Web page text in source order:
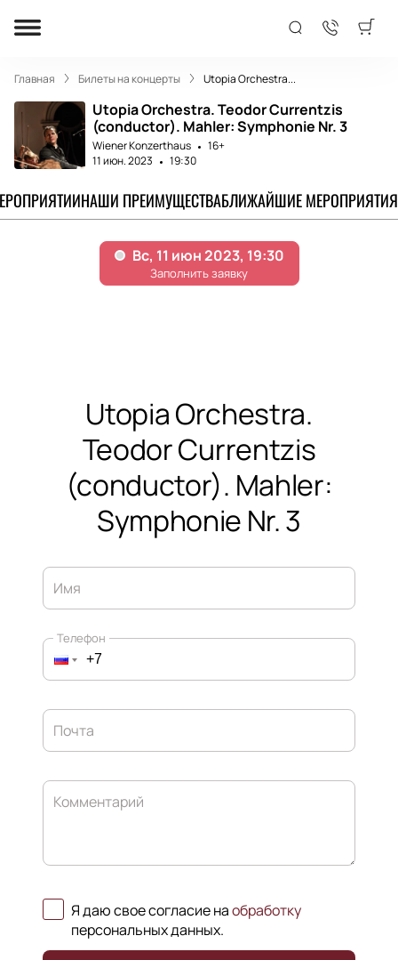
Главная Билеты на концерты Utopia Orchestra...
Utopia Orchestra. Teodor Currentzis
(conductor). Mahler: Symphonie Nr. 3
Wiener Konzerthaus
16+
11 июн. 2023
19:30
НАШИ ПРЕИМУЩЕСТВАБЛИЖАЙШИЕ МЕРОПРИЯТИЯ
Utopia Orchestra.
Teodor Currentzis
(conductor). Mahler:
Symphonie Nr. 3
Имя
Телефон
Почта
Комментарий
Я даю свое согласие наобработку
персональных данных.